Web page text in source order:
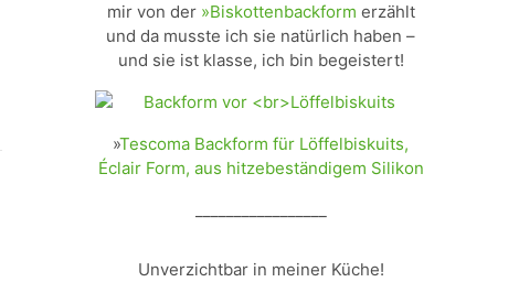
mir von der »Biskottenbackform erzählt
und da musste ich sie natürlich haben –
und sie ist klasse, ich bin begeistert!
»Tescoma Backform für Löffelbiskuits,
Éclair Form, aus hitzebeständigem Silikon
Unverzichtbar in meiner Küche!